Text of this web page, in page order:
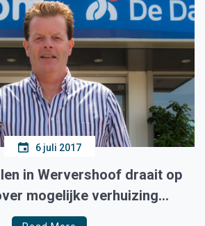
6 juli 2017
in Wervershoof draait op
mogelijke verhuizing